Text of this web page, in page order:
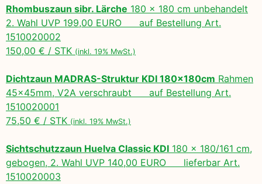
Rhombuszaun sibr. Lärche 180 x 180 cm unbehandelt
2. Wahl UVP 199,00 EURO auf Bestellung Art.
1510020002
150,00 € / STK (inkl. 19% MwSt.)
Dichtzaun MADRAS-Struktur KDI 180x180cm Rahmen
45x45mm, V2A verschraubt auf Bestellung Art.
1510020001
75,50 € / STK (inkl. 19% MwSt.)
Sichtschutzzaun Huelva Classic KDI 180 x 180/161 cm,
gebogen, 2. Wahl UVP 140,00 EURO lieferbar Art.
1510020003